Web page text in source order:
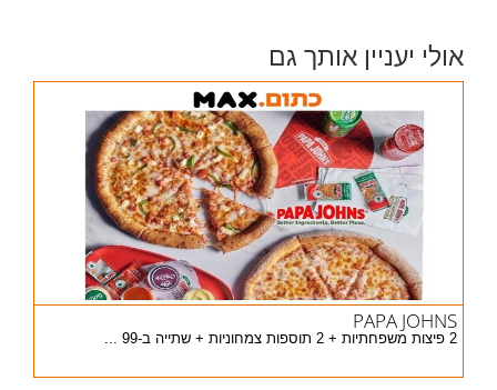
אולי יעניין אותך גם
PAPA JOHNS
2 פיצות משפחתיות + 2 תוספות צמחוניות + שתייה ב-99 ...